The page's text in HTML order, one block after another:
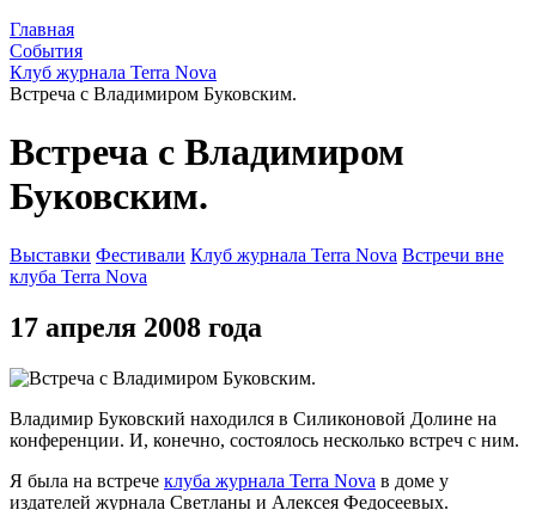
Главная
События
Клуб журнала Terra Nova
Встреча с Владимиром Буковским.
Встреча с Владимиром
Буковским.
Выставки Фестивали Клуб журнала Terra Nova Встречи вне
клуба Terra Nova
17 апреля 2008 года
Владимир Буковский находился в Силиконовой Долине на
конференции. И, конечно, состоялось несколько встреч с ним.
Я была на встрече клуба журнала Terra Nova в доме у
издателей журнала Светланы и Алексея Федосеевых.